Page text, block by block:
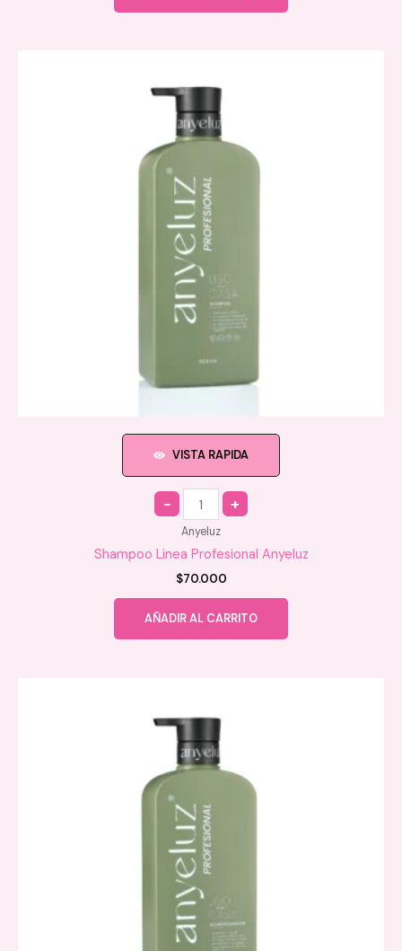
VISTA RAPIDA
Quantity
Anyeluz
Shampoo Linea Profesional Anyeluz
$70.000
AÑADIR AL CARRITO